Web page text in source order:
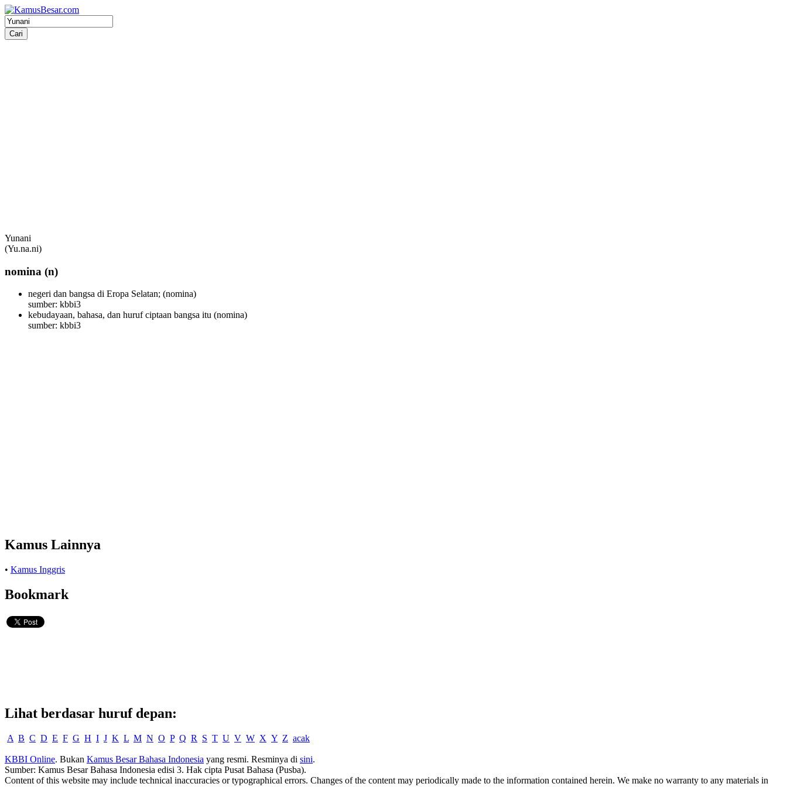
Yunani
(Yu.na.ni)
nomina (n)
negeri dan bangsa di Eropa Selatan; (nomina)
sumber: kbbi3
kebudayaan, bahasa, dan huruf ciptaan bangsa itu (nomina)
sumber: kbbi3
Kamus Lainnya
• Kamus Inggris
Bookmark
Lihat berdasar huruf depan:
A B C D E F G H I J K L M N O P Q R S T U V W X Y Z acak
KBBI Online. Bukan Kamus Besar Bahasa Indonesia yang resmi. Resminya di sini.
Sumber: Kamus Besar Bahasa Indonesia edisi 3. Hak cipta Pusat Bahasa (Pusba).
Content of this website may include technical inaccuracies or typographical errors. Changes of the content may periodically made to the information contained herein. We make no warranty to any materials in